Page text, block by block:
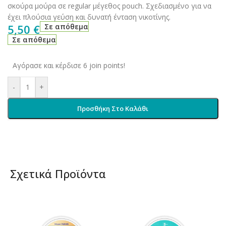
σκούρα μούρα σε regular μέγεθος pouch. Σχεδιασμένο για να
έχει πλούσια γεύση και δυνατή ένταση νικοτίνης.
5,50 € Σε απόθεμα
Σε απόθεμα
Αγόρασε και κέρδισε 6 join points!
- +
Προσθήκη Στο Καλάθι
Σχετικά Προϊόντα